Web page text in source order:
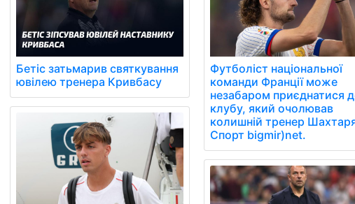
Бетіс затьмарив святкування
ювілею тренера Кривбасу
Футболіст національної
команди Франції може
незабаром приєднатися
клубу, який очолював
колишній тренер
Спорт bigmir)net.